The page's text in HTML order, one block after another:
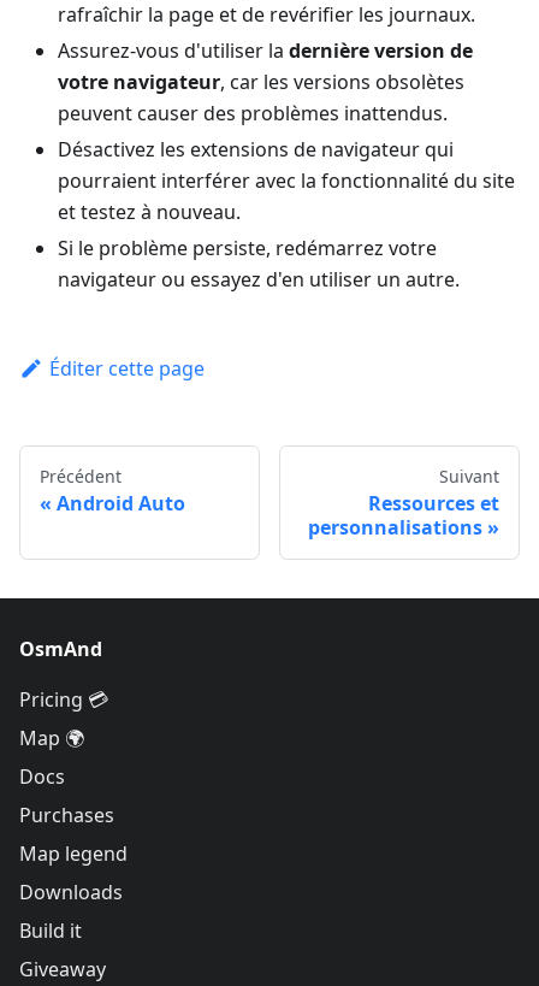
rafraîchir la page et de revérifier les journaux.
Assurez-vous d'utiliser la dernière version de
votre navigateur, car les versions obsolètes
peuvent causer des problèmes inattendus.
Désactivez les extensions de navigateur qui
pourraient interférer avec la fonctionnalité du site
et testez à nouveau.
Si le problème persiste, redémarrez votre
navigateur ou essayez d'en utiliser un autre.
Éditer cette page
Précédent
Android Auto
Suivant
Ressources et
personnalisations
OsmAnd
Pricing 💳
Map 🌍
Docs
Purchases
Map legend
Downloads
Build it
Giveaway